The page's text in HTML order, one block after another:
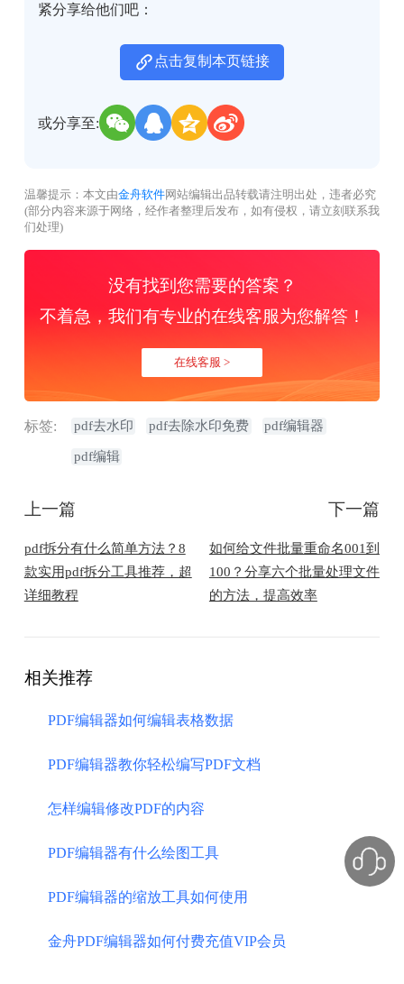
紧分享给他们吧：
点击复制本页链接
或分享至:
温馨提示：本文由金舟软件网站编辑出品转载请注明出处，违者必究
(部分内容来源于网络，经作者整理后发布，如有侵权，请立刻联系我
们处理)
没有找到您需要的答案？
不着急，我们有专业的在线客服为您解答！
在线客服 >
标签: pdf去水印 pdf去除水印免费 pdf编辑器
pdf编辑
上一篇
pdf拆分有什么简单方法？8
款实用pdf拆分工具推荐，超
详细教程
下一篇
如何给文件批量重命名001到
100？分享六个批量处理文件
的方法，提高效率
相关推荐
PDF编辑器如何编辑表格数据
PDF编辑器教你轻松编写PDF文档
怎样编辑修改PDF的内容
PDF编辑器有什么绘图工具
PDF编辑器的缩放工具如何使用
金舟PDF编辑器如何付费充值VIP会员